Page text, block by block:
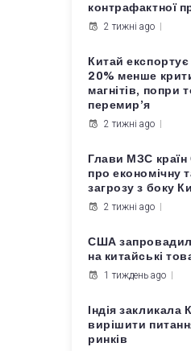
контрафактної
2 тижні ago
Китай
20% менше
магнітів, попри
перемир’я
2 тижні ago
Глави МЗС
про економічну
загрозу з боку
2 тижні ago
США
на китайські
1 тиждень ago
Індія закликала
вирішити
ринків